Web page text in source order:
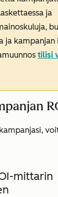
ja
ja kampanjan
tilisi
mittarin